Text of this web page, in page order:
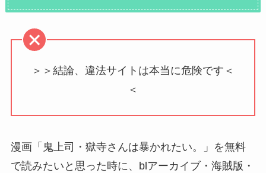
＞＞結論、違法サイトは本当に危険です＜
＜
漫画「鬼上司・獄寺さんは暴かれたい。」を無料
で読みたいと思った時に、blアーカイブ・海賊版・